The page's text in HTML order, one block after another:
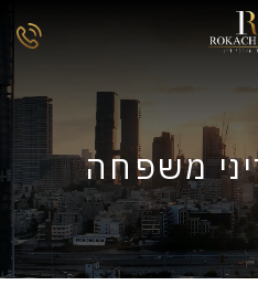
משפחה